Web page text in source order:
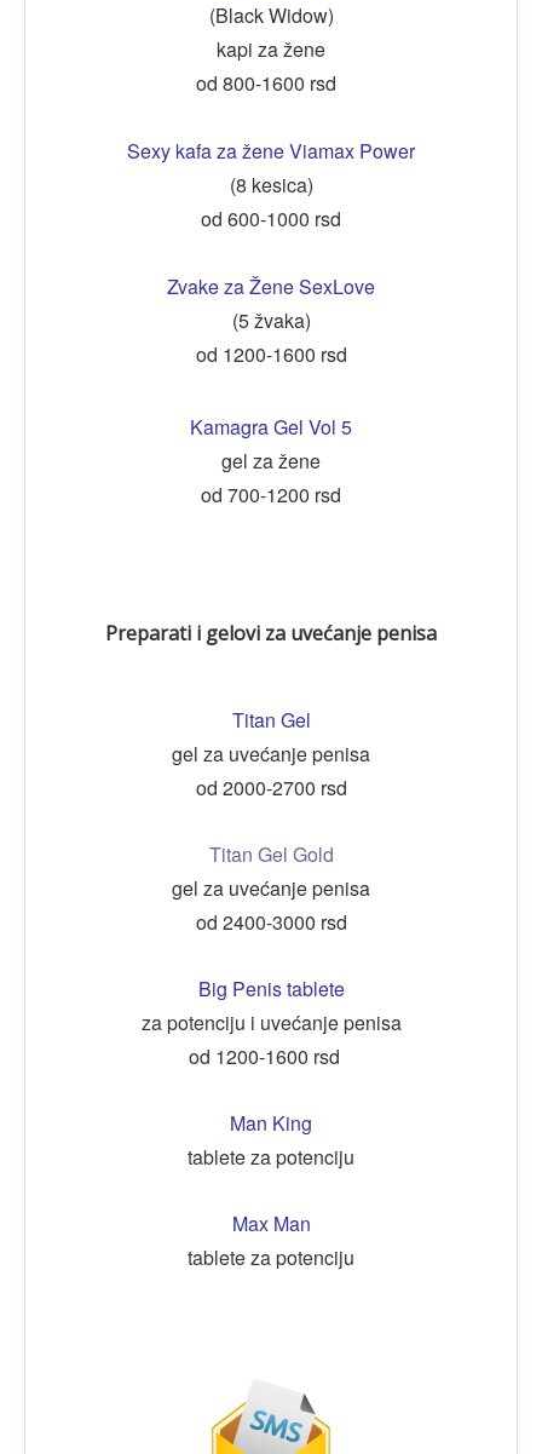
(Black Widow)
kapi za žene
od 800-1600 rsd
Sexy kafa za žene Viamax Power
(8 kesica)
od 600-1000 rsd
Zvake za Žene SexLove
(5 žvaka)
od 1200-1600 rsd
Kamagra Gel Vol 5
gel za žene
od 700-1200 rsd
Preparati i gelovi za uvećanje penisa
Titan Gel
gel za uvećanje penisa
od 2000-2700 rsd
Titan Gel Gold
gel za uvećanje penisa
od 2400-3000 rsd
Big Penis tablete
za potenciju i uvećanje penisa
od 1200-1600 rsd
Man King
tablete za potenciju
Max Man
tablete za potenciju